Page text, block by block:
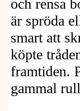
och rensa
är spröda
smart att
köpte
framtiden.
gammal